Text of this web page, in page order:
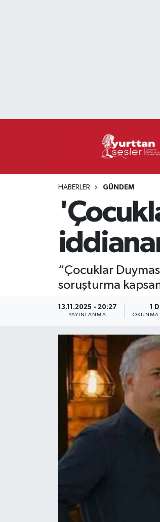
HABERLER GÜNDEM
“Çocuklar
soruşturma
13.11.2025 - 20:27
YAYINLANMA
1
OKUNMA
Süper Lig Puan Durumu ve Fikstür
Haber Arşivi